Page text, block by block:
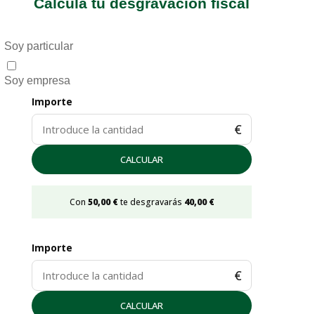
Calcula tu desgravación fiscal
Soy particular
Soy empresa
Importe
€
CALCULAR
Con 50,00 €te desgravarás 40,00 €
Importe
€
CALCULAR